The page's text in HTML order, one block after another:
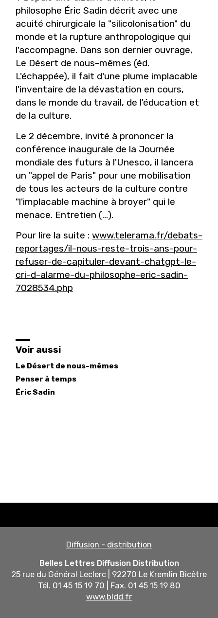
philosophe Éric Sadin décrit avec une
acuité chirurgicale la "silicolonisation" du
monde et la rupture anthropologique qui
l'accompagne. Dans son dernier ouvrage,
Le Désert de nous-mêmes (éd.
L'échappée), il fait d'une plume implacable
l'inventaire de la dévastation en cours,
dans le monde du travail, de l'éducation et
de la culture.
Le 2 décembre, invité à prononcer la
conférence inaugurale de la Journée
mondiale des futurs à l'Unesco, il lancera
un "appel de Paris" pour une mobilisation
de tous les acteurs de la culture contre
"l'implacable machine à broyer" qui le
menace. Entretien (...).
Pour lire la suite : www.telerama.fr/debats-
reportages/il-nous-reste-trois-ans-pour-
refuser-de-capituler-devant-chatgpt-le-
cri-d-alarme-du-philosophe-eric-sadin-
7028534.php
Voir aussi
Le Désert de nous-mêmes
Penser à temps
ÉricSadin
Diffusion - distribution
Belles Lettres Diffusion Distribution
25 rue du Général Leclerc | 92270 Le Kremlin Bicêtre
Tél. 01 45 15 19 70 | Fax. 01 45 15 19 80
www.bldd.fr